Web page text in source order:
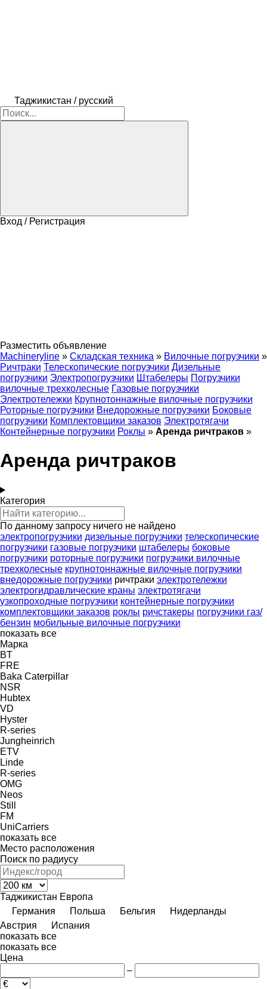
Таджикистан / русский
Вход / Регистрация
Разместить объявление
Machineryline » Складская техника » Вилочные погрузчики »
Ричтраки Телескопические погрузчики Дизельные
погрузчики Электропогрузчики Штабелеры Погрузчики
вилочные трехколесные Газовые погрузчики
Электротележки Крупнотоннажные вилочные погрузчики
Роторные погрузчики Внедорожные погрузчики Боковые
погрузчики Комплектовщики заказов Электротягачи
Контейнерные погрузчики Роклы » Аренда ричтраков »
Аренда ричтраков
Категория
По данному запросу ничего не найдено
электропогрузчики дизельные погрузчики телескопические
погрузчики газовые погрузчики штабелеры боковые
погрузчики роторные погрузчики погрузчики вилочные
трехколесные крупнотоннажные вилочные погрузчики
внедорожные погрузчики ричтраки электротележки
электрогидравлические краны электротягачи
узкопроходные погрузчики контейнерные погрузчики
комплектовщики заказов роклы ричстакеры погрузчики газ/
бензин мобильные вилочные погрузчики
показать все
Марка
BT
FRE
Baka Caterpillar
NSR
Hubtex
VD
Hyster
R-series
Jungheinrich
ETV
Linde
R-series
OMG
Neos
Still
FM
UniCarriers
показать все
Место расположения
Поиск по радиусу
Таджикистан Европа
Германия
Польша Бельгия
Нидерланды
Австрия
Испания
показать все
показать все
Цена
–